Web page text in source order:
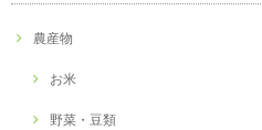
農産物
お米
野菜・豆類